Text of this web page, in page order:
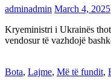
adminadmin March 4, 2025
Kryeministri i Ukrainës
vendosur të vazhdojë
Bota, Lajme, Më të fundit,